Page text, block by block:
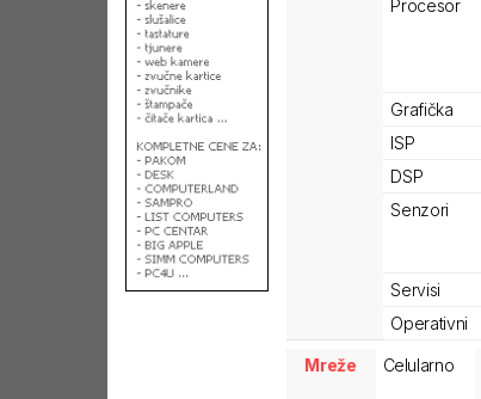
Procesor
Grafička
ISP
DSP
Senzori
Servisi
Operativni
Mreže Celularno